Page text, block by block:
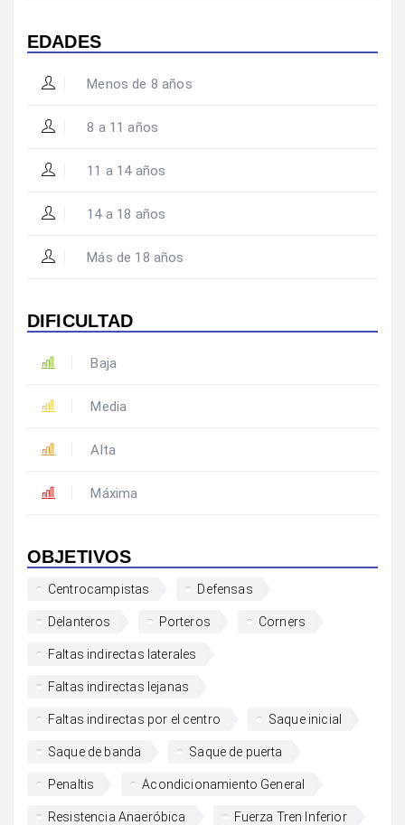
EDADES
Menos de 8 años
8 a 11 años
11 a 14 años
14 a 18 años
Más de 18 años
DIFICULTAD
Baja
Media
Alta
Máxima
OBJETIVOS
Centrocampistas Defensas
Delanteros Porteros Corners
Faltas indirectas laterales
Faltas indirectas lejanas
Faltas indirectas por el centro Saque inicial
Saque de banda Saque de puerta
Penaltis Acondicionamiento General
Resistencia Anaeróbica Fuerza Tren Inferior